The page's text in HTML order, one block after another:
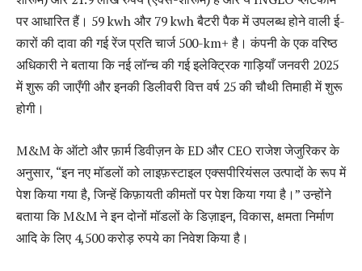
पर आधारित हैं। 59 kwh और 79 kwh बैटरी पैक में उपलब्ध होने वाली ई-
कारों की दावा की गई रेंज प्रति चार्ज 500-km+ है। कंपनी के एक वरिष्ठ
अधिकारी ने बताया कि नई लॉन्च की गई इलेक्ट्रिक गाड़ियाँ जनवरी 2025
में शुरू की जाएँगी और इनकी डिलीवरी वित्त वर्ष 25 की चौथी तिमाही में शुरू
होगी।
M&M के ऑटो और फ़ार्म डिवीज़न के ED और CEO राजेश जेजुरिकर के
अनुसार, “इन नए मॉडलों को लाइफ़स्टाइल एक्सपीरियंसल उत्पादों के रूप में
पेश किया गया है, जिन्हें किफ़ायती कीमतों पर पेश किया गया है।” उन्होंने
बताया कि M&M ने इन दोनों मॉडलों के डिज़ाइन, विकास, क्षमता निर्माण
आदि के लिए 4,500 करोड़ रुपये का निवेश किया है।